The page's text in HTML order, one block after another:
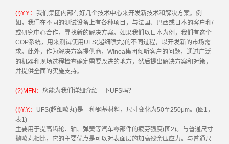
(!)Y.Y.： 我们集团内部有好几个技术中心来开发新技术和解决方案。例
如，我们在不同的测试设备上有各种项目，与法国、巴西或日本的客户和/
或研究中心合作，寻找新的解决方案。如果我们以日本为例，我们有这个
COP系统，用来测试使用UFS(超细喷丸)的不同过程，以开发新的市场需
求。此外，作为解决方案提供商，Winoa集团倾听客户的问题，通过广泛
的机器和现场过程检查确定需要改进的地方，然后提出解决方案和对策，
并提供全面的实施支持。
(?)MFN： 您能为我们详细介绍一下UFS吗？
(!)Y.Y.： UFS(超细喷丸)是一种钢基材料，尺寸变化为50至250μm。(图1，
表1)
主要用于提高齿轮、轴、弹簧等汽车零部件的疲劳强度(图2)。与普通尺寸
抛喷丸相比，它的主要优点是可以对表面层施加高残余压应力。与普通尺